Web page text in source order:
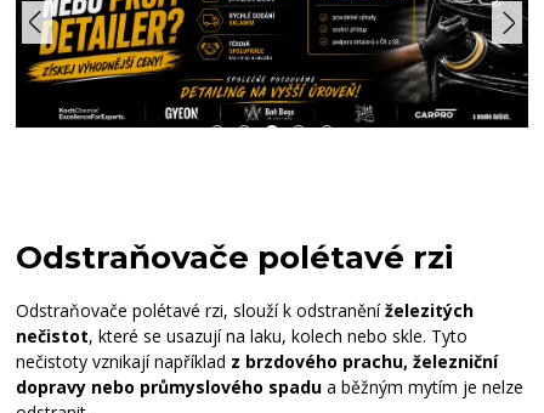
Odstraňovače polétavé rzi
Odstraňovače polétavé rzi, slouží k odstraněníželezitých
nečistot, které se usazují na laku, kolech nebo skle. Tyto
nečistoty vznikají například z brzdového prachu, železniční
dopravy nebo průmyslového spadu a běžným mytím je nelze